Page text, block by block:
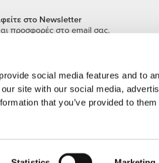
social media features and to
site with our social media,
that you’ve provided to them
στο Newsletter
προσφορές στο email σας.